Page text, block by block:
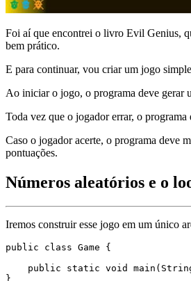
Foi aí que encontrei o livro Evil Genius,
bem prático.
E para continuar, vou criar um jogo
Ao iniciar o jogo, o programa deve gerar
Toda vez que o jogador errar, o
Caso o jogador acerte, o programa deve
pontuações.
Números aleatórios e o
Iremos construir esse jogo em um único
public class Game {
public static void